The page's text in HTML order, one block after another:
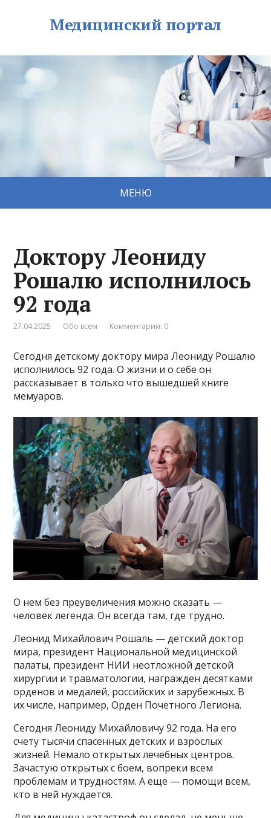
Медицинский портал
МЕНЮ
Доктору Леониду
Рошалю исполнилось
92 года
27.04.2025 Обо всем Комментарии: 0
Сегодня детскому доктору мира Леониду Рошалю
исполнилось 92 года. О жизни и о себе он
рассказывает в только что вышедшей книге
мемуаров.
О нем без преувеличения можно сказать —
человек легенда. Он всегда там, где трудно.
Леонид Михайлович Рошаль — детский доктор
мира, президент Национальной медицинской
палаты, президент НИИ неотложной детской
хирургии и травматологии, награжден десятками
орденов и медалей, российских и зарубежных. В
их числе, например, Орден Почетного Легиона.
Сегодня Леониду Михайловичу 92 года. На его
счету тысячи спасенных детских и взрослых
жизней. Немало открытых лечебных центров.
Зачастую открытых с боем, вопреки всем
проблемам и трудностям. А еще — помощи всем,
кто в ней нуждается.